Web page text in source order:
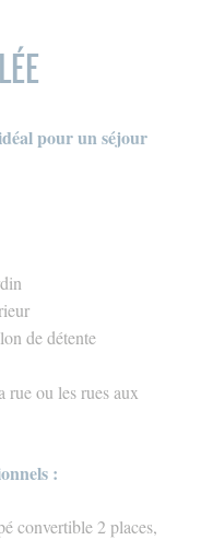
pour un séjour
de détente
rue ou les rues aux
:
convertible 2 places,